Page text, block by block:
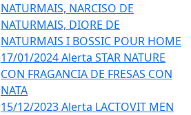
NATURMAIS, NARCISO DE
NATURMAIS, DIORE DE
NATURMAIS I BOSSIC POUR HOME
17/01/2024 Alerta STAR NATURE
CON FRAGANCIA DE FRESAS CON
NATA
15/12/2023 Alerta LACTOVIT MEN